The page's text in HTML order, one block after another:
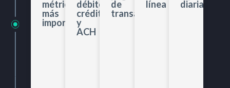
métricas
más
importantes
débito,
crédito
y
ACH
de
transacciones
línea
diaria